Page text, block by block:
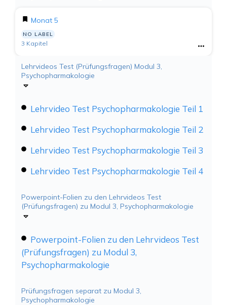
Monat 5
NO LABEL
3 Kapitel
Lehrvideos Test (Prüfungsfragen) Modul 3,
Psychopharmakologie
Lehrvideo Test Psychopharmakologie Teil 1
Lehrvideo Test Psychopharmakologie Teil 2
Lehrvideo Test Psychopharmakologie Teil 3
Lehrvideo Test Psychopharmakologie Teil 4
Powerpoint-Folien zu den Lehrvideos Test
(Prüfungsfragen) zu Modul 3, Psychopharmakologie
Powerpoint-Folien zu den Lehrvideos Test
(Prüfungsfragen) zu Modul 3,
Psychopharmakologie
Prüfungsfragen separat zu Modul 3,
Psychopharmakologie